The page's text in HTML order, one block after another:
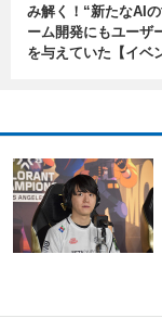
み解く！“新たなAI
ーム開発にもユーザ
を与えていた【イベ